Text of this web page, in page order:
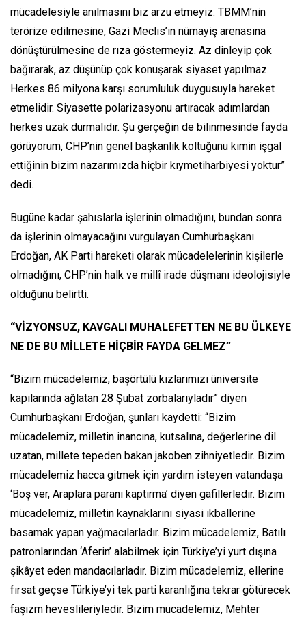
mücadelesiyle anılmasını biz arzu etmeyiz. TBMM’nin
terörize edilmesine, Gazi Meclis’in nümayiş arenasına
dönüştürülmesine de rıza göstermeyiz. Az dinleyip çok
bağırarak, az düşünüp çok konuşarak siyaset yapılmaz.
Herkes 86 milyona karşı sorumluluk duygusuyla hareket
etmelidir. Siyasette polarizasyonu artıracak adımlardan
herkes uzak durmalıdır. Şu gerçeğin de bilinmesinde fayda
görüyorum, CHP’nin genel başkanlık koltuğunu kimin işgal
ettiğinin bizim nazarımızda hiçbir kıymetiharbiyesi yoktur”
dedi.
Bugüne kadar şahıslarla işlerinin olmadığını, bundan sonra
da işlerinin olmayacağını vurgulayan Cumhurbaşkanı
Erdoğan, AK Parti hareketi olarak mücadelelerinin kişilerle
olmadığını, CHP’nin halk ve millî irade düşmanı ideolojisiyle
olduğunu belirtti.
“VİZYONSUZ, KAVGALI MUHALEFETTEN NE BU ÜLKEYE
NE DE BU MİLLETE HİÇBİR FAYDA GELMEZ”
“Bizim mücadelemiz, başörtülü kızlarımızı üniversite
kapılarında ağlatan 28 Şubat zorbalarıyladır” diyen
Cumhurbaşkanı Erdoğan, şunları kaydetti: “Bizim
mücadelemiz, milletin inancına, kutsalına, değerlerine dil
uzatan, millete tepeden bakan jakoben zihniyetledir. Bizim
mücadelemiz hacca gitmek için yardım isteyen vatandaşa
‘Boş ver, Araplara paranı kaptırma’ diyen gafillerledir. Bizim
mücadelemiz, milletin kaynaklarını siyasi ikballerine
basamak yapan yağmacılarladır. Bizim mücadelemiz, Batılı
patronlarından ‘Aferin’ alabilmek için Türkiye’yi yurt dışına
şikâyet eden mandacılarladır. Bizim mücadelemiz, ellerine
fırsat geçse Türkiye’yi tek parti karanlığına tekrar götürecek
faşizm heveslileriyledir. Bizim mücadelemiz, Mehter